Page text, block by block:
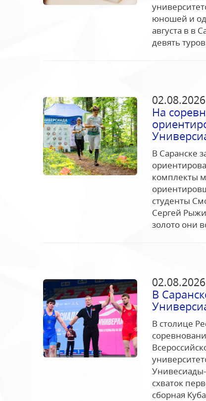
юношей и
августа в в
девять
02.08.2026
На
В Саранске
комплекты
студенты
Сергей
золото они
02.08.2026
В
В столице
Унивесиады-
схваток
сборная